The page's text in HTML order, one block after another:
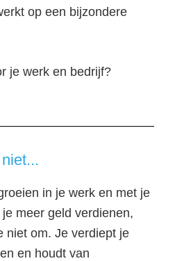
op een bijzondere
je werk en bedrijf?
in je werk en met je
meer geld verdienen,
niet om. Je verdiept je
en houdt van